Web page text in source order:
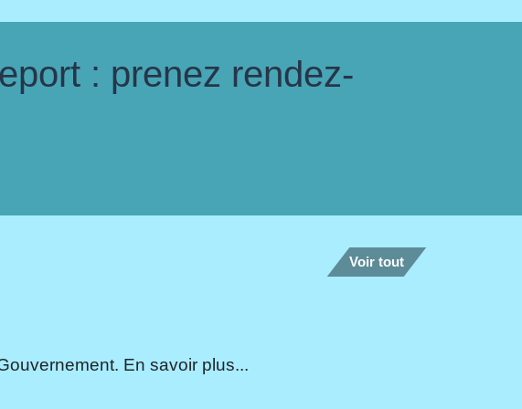
: prenez rendez-
Voir tout
En savoir plus...